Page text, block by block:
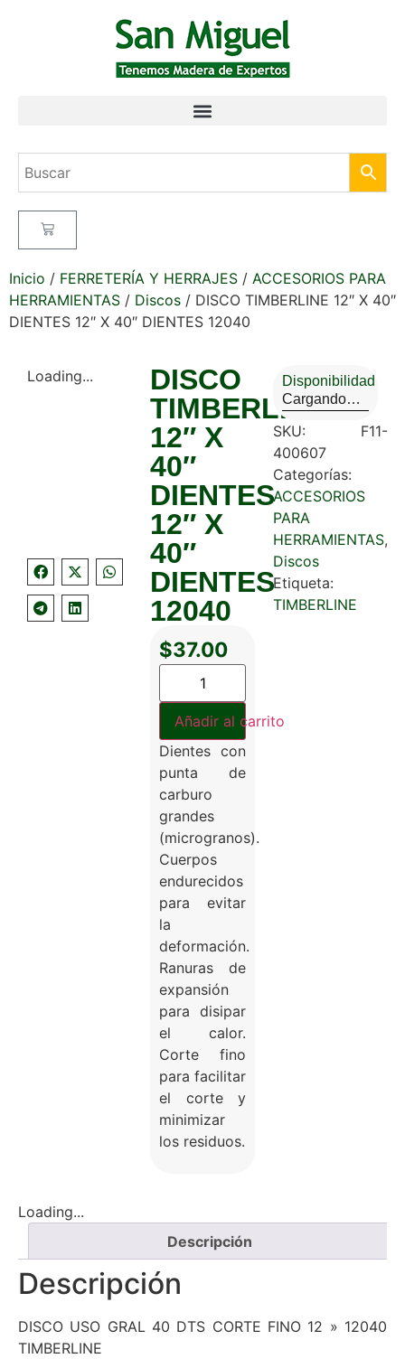
Inicio / FERRETERÍA Y HERRAJES / ACCESORIOS PARA
HERRAMIENTAS / Discos / DISCO TIMBERLINE 12″ X 40″
DIENTES 12″ X 40″ DIENTES 12040
Loading...
DISCO
TIMBERLINE
12″ X
40″
DIENTES
12″ X
40″
DIENTES
12040
$37.00
Añadir al carrito
Dientes con
punta de
carburo
grandes
(microgranos).
Cuerpos
endurecidos
para evitar
la
deformación.
Ranuras de
expansión
para disipar
el calor.
Corte fino
para facilitar
el corte y
minimizar
los residuos.
Disponibilidad
Cargando…
SKU: F11-
400607
Categorías:
ACCESORIOS
PARA
HERRAMIENTAS,
Discos
Etiqueta:
TIMBERLINE
Loading...
Descripción
Descripción
DISCO USO GRAL 40 DTS CORTE FINO 12 » 12040
TIMBERLINE